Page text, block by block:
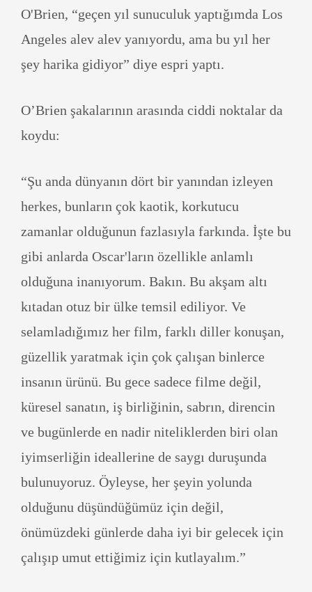
O'Brien, “geçen yıl sunuculuk yaptığımda Los
Angeles alev alev yanıyordu, ama bu yıl her
şey harika gidiyor” diye espri yaptı.
O’Brien şakalarının arasında ciddi noktalar da
koydu:
“Şu anda dünyanın dört bir yanından izleyen
herkes, bunların çok kaotik, korkutucu
zamanlar olduğunun fazlasıyla farkında. İşte bu
gibi anlarda Oscar'ların özellikle anlamlı
olduğuna inanıyorum. Bakın. Bu akşam altı
kıtadan otuz bir ülke temsil ediliyor. Ve
selamladığımız her film, farklı diller konuşan,
güzellik yaratmak için çok çalışan binlerce
insanın ürünü. Bu gece sadece filme değil,
küresel sanatın, iş birliğinin, sabrın, direncin
ve bugünlerde en nadir niteliklerden biri olan
iyimserliğin ideallerine de saygı duruşunda
bulunuyoruz. Öyleyse, her şeyin yolunda
olduğunu düşündüğümüz için değil,
önümüzdeki günlerde daha iyi bir gelecek için
çalışıp umut ettiğimiz için kutlayalım.”